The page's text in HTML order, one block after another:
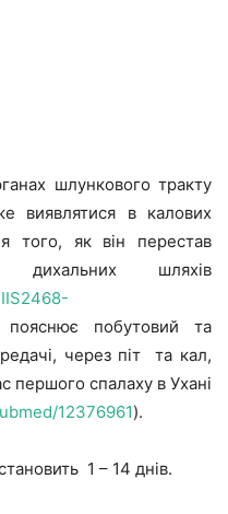
шлункового тракту
виявлятися в калових
того, як він перестав
шляхів
побутовий та
через піт та кал,
першого спалаху в Ухані
12376961).
1 – 14 днів.